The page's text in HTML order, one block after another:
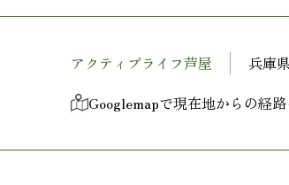
アクティブライフ芦屋
兵庫
Googlemapで現在地からの経